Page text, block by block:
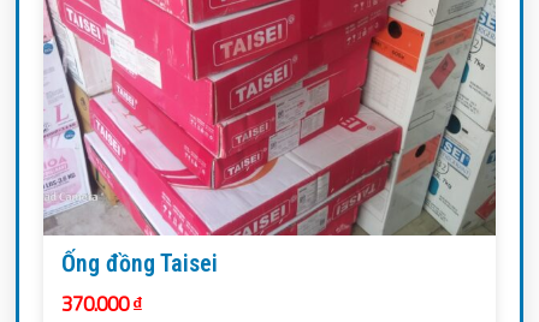
Ống đồng Taisei
370.000₫